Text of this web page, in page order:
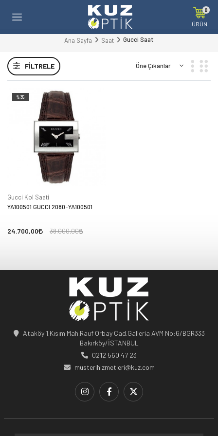
0
ÜRÜN
Ana Sayfa Saat Gucci Saat
FILTRELE
%35
Gucci Kol Saati
YA100501 GUCCI 2080-YA100501
24.700,00 38.000,00
Ataköy 1.Kısım Mah.Rauf Orbay Cad.Galleria AVM No:6/BGR333
Bakırköy/İSTANBUL
0212 560 47 23
musterihizmetleri@kuz.com